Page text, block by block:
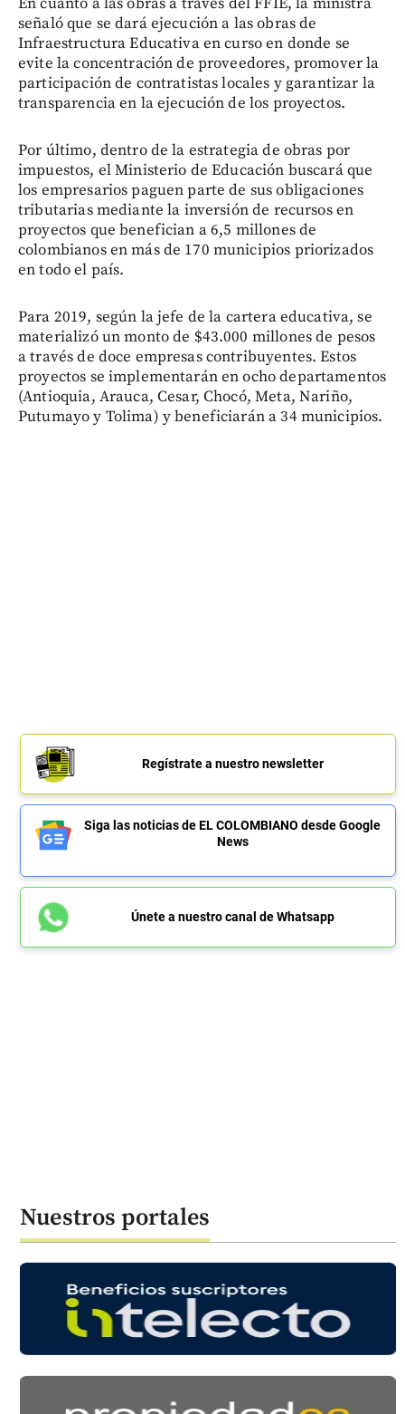
señaló que se dará ejecución a las obras de
Infraestructura Educativa en curso en donde se
evite la concentración de proveedores, promover la
participación de contratistas locales y garantizar la
transparencia en la ejecución de los proyectos.
Por último, dentro de la estrategia de obras por
impuestos, el Ministerio de Educación buscará que
los empresarios paguen parte de sus obligaciones
tributarias mediante la inversión de recursos en
proyectos que benefician a 6,5 millones de
colombianos en más de 170 municipios priorizados
en todo el país.
Para 2019, según la jefe de la cartera educativa, se
materializó un monto de $43.000 millones de pesos
a través de doce empresas contribuyentes. Estos
proyectos se implementarán en ocho departamentos
(Antioquia, Arauca, Cesar, Chocó, Meta, Nariño,
Putumayo y Tolima) y beneficiarán a 34 municipios.
Regístrate a nuestro newsletter
Siga las noticias de EL COLOMBIANO desde Google
News
Únete a nuestro canal de Whatsapp
Nuestros portales